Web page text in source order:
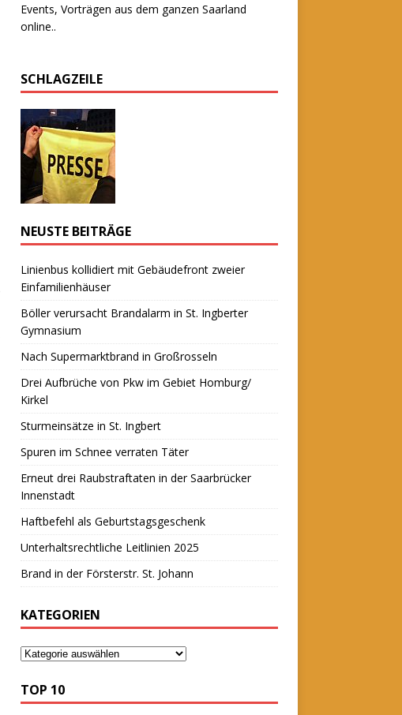
Events, Vorträgen aus dem ganzen Saarland
online..
SCHLAGZEILE
NEUSTE BEITRÄGE
Linienbus kollidiert mit Gebäudefront zweier
Einfamilienhäuser
Böller verursacht Brandalarm in St. Ingberter
Gymnasium
Nach Supermarktbrand in Großrosseln
Drei Aufbrüche von Pkw im Gebiet Homburg/
Kirkel
Sturmeinsätze in St. Ingbert
Spuren im Schnee verraten Täter
Erneut drei Raubstraftaten in der Saarbrücker
Innenstadt
Haftbefehl als Geburtstagsgeschenk
Unterhaltsrechtliche Leitlinien 2025
Brand in der Försterstr. St. Johann
KATEGORIEN
TOP 10